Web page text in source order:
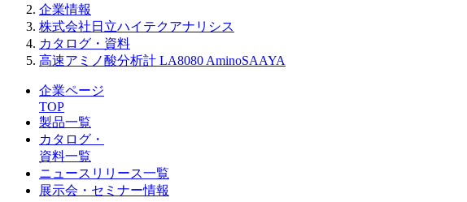
企業情報
株式会社日立ハイテクアナリシス
カタログ・資料
高速アミノ酸分析計 LA8080 AminoSAAYA
企業ページ
TOP
製品一覧
カタログ・
資料一覧
ニュースリリース一覧
展示会・セミナー情報